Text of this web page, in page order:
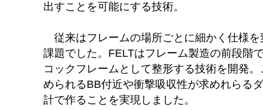
出すことを可能にする技術。
従来はフレームの場所ごとに細かく仕様
課題でした。FELTはフレーム製造の前段階
コックフレームとして整形する技術を開発
められるBB付近や衝撃吸収性が求めれらる
計で作ることを実現しました。